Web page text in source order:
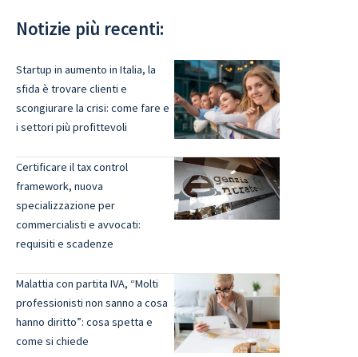
Notizie più recenti:
Startup in aumento in Italia, la
sfida è trovare clienti e
scongiurare la crisi: come fare e
i settori più profittevoli
Certificare il tax control
framework, nuova
specializzazione per
commercialisti e avvocati:
requisiti e scadenze
Malattia con partita IVA, “Molti
professionisti non sanno a cosa
hanno diritto”: cosa spetta e
come si chiede